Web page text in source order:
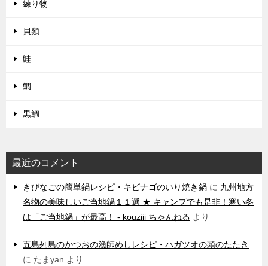
練り物
貝類
鮭
鯛
黒鯛
最近のコメント
きびなごの簡単鍋レシピ・キビナゴのいり焼き鍋 に 九州地方
名物の美味しいご当地鍋１１選 ★ キャンプでも是非！寒い冬
は「ご当地鍋」が最高！ - kouziii ちゃんねる より
五島列島のかつおの漁師めしレシピ・ハガツオの頭のたたき
に たまyan より